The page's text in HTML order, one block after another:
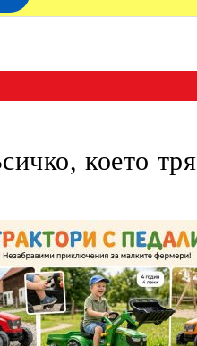
което